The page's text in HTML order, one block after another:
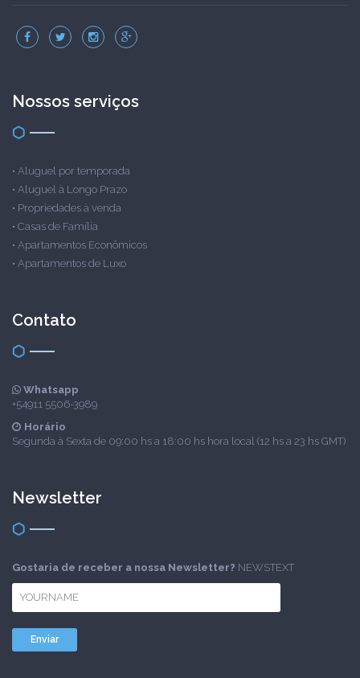
Nossos serviços
• Aluguel por temporada
• Aluguel à Longo Prazo
• Propriedades à venda
• Casas de Família
• Apartamentos Econômicos
• Apartamentos de Luxo
Contato
Whatsapp
+54911 5506-3989
Horário
Segunda à Sexta de 09:00 hs a 18:00 hs hora local (12 hs a 23 hs GMT)
Newsletter
Gostaria de receber a nossa Newsletter? NEWSTEXT